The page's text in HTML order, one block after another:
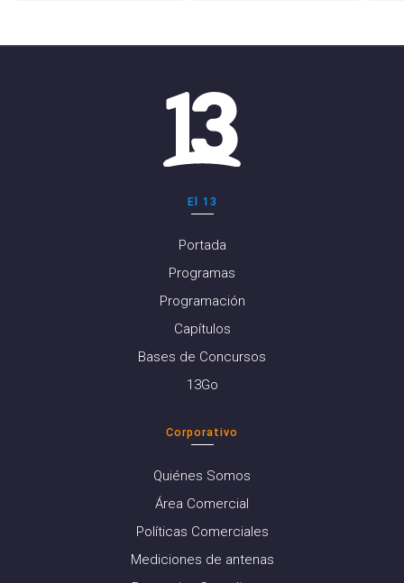
El 13
Portada
Programas
Programación
Capítulos
Bases de Concursos
13Go
Corporativo
Quiénes Somos
Área Comercial
Políticas Comerciales
Mediciones de antenas